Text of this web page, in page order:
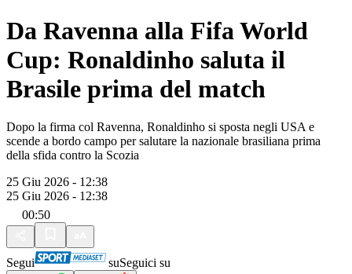
Da Ravenna alla Fifa World
Cup: Ronaldinho saluta il
Brasile prima del match
Dopo la firma col Ravenna, Ronaldinho si sposta negli USA e
scende a bordo campo per salutare la nazionale brasiliana prima
della sfida contro la Scozia
25 Giu 2026 - 12:38
25 Giu 2026 - 12:38
00:50
Segui suSeguici su